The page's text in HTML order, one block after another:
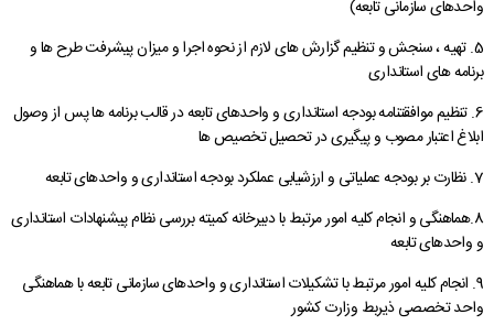
واحدهای سازمانی تابعه)
5. تهیه ، سنجش و تنظیم گزارش های لازم از نحوه اجرا و میزان پیشرفت طرح ها و
برنامه های استانداری
6. تنظیم موافقتنامه بودجه استانداری و واحدهای تابعه در قالب برنامه ها پس از وصول
ابلاغ اعتبار مصوب و پیگیری در تحصیل تخصیص ها
7. نظارت بر بودجه عملیاتی و ارزشیابی عملکرد بودجه استانداری و واحدهای تابعه
8.هماهنگی و انجام کلیه امور مرتبط با دبیرخانه کمیته بررسی نظام پیشنهادات استانداری
و واحدهای تابعه
9. انجام کلیه امور مرتبط با تشکیلات استانداری و واحدهای سازمانی تابعه با هماهنگی
واحد تخصصی ذیربط وزارت کشور